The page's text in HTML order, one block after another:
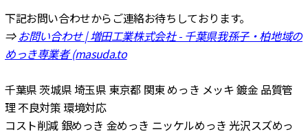
下記お問い合わせからご連絡お待ちしております。
⇒お問い合わせ| 増田工業株式会社 - 千葉県我孫子・柏地域の
めっき専業者 (masuda.to
千葉県 茨城県 埼玉県 東京都 関東 めっき メッキ 鍍金 品質管
理 不良対策 環境対応
コスト削減 銀めっき 金めっき ニッケルめっき 光沢スズめっ